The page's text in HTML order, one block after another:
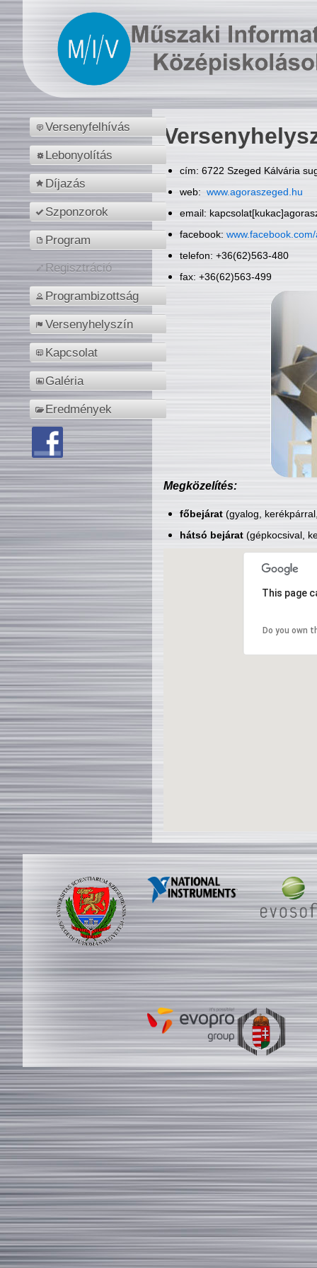
Versenyfelhívás
Lebonyolítás
Díjazás
Szponzorok
Program
Regisztráció
Programbizottság
Versenyhelyszín
Kapcsolat
Galéria
Eredmények
cím: 6722 Szeged Kálvária
web: www.agoraszeged.hu
email:
facebook:
telefon: +36(62)563-480
fax: +36(62)563-499
Megközelítés:
főbejárat(gyalog,
hátsó bejárat(gépkocsival,
This page
Do you own